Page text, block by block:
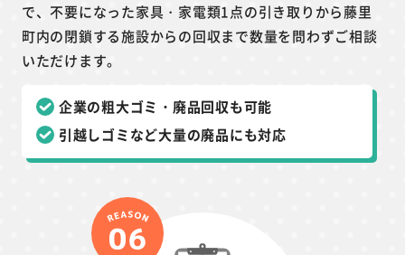
で、不要になった家具・家電類1点の引き取りから藤里
町内の閉鎖する施設からの回収まで数量を問わずご相談
いただけます。
企業の粗大ゴミ・廃品回収も可能
引越しゴミなど大量の廃品にも対応